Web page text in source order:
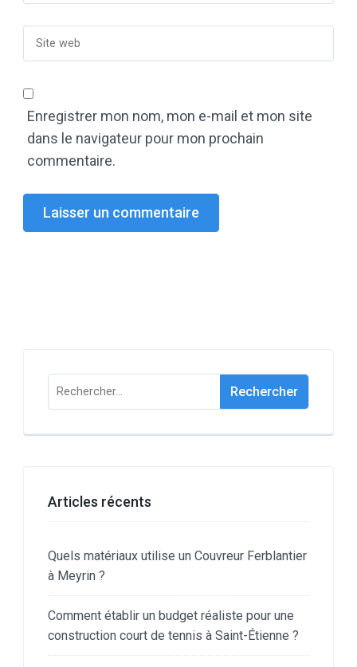
Enregistrer mon nom, mon e-mail et mon site
dans le navigateur pour mon prochain
commentaire.
Rechercher :
Articles récents
Quels matériaux utilise un Couvreur Ferblantier
à Meyrin ?
Comment établir un budget réaliste pour une
construction court de tennis à Saint-Étienne ?